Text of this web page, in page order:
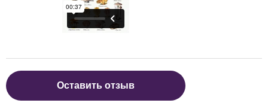
Оставить отзыв